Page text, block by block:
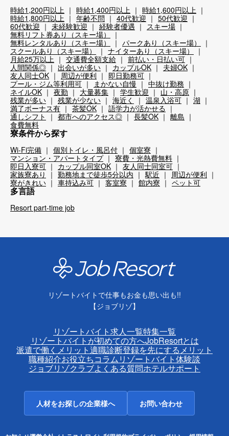
時給1,200円以上 時給1,400円以上
時給1,600円以上
時給1,800円以上
年齢不問 40代歓迎
50代歓迎
60代歓迎
未経験歓迎 経験者優遇
スキー場
無料リフト券あり（スキー場）
無料レンタルあり（スキー場）
パークあり（スキー場）
スクールあり（スキー場）
ナイターあり（スキー場）
月給25万以上
交通費全額支給
前払い・日払い可
人間関係◎
出会いが多い カップルOK
夫婦OK
友人同士OK
周辺が便利
即日勤務可
プール・ジム等利用可
まかない自慢
中抜け勤務
ネイルOK
夜勤 大量募集 学生歓迎
山・高原
残業が多い
残業が少ない 海近く 温泉入浴可
湖
満了ボーナス有
茶髪OK
語学力が活かせる
通しシフト
都市へのアクセス◎ 長髪OK
離島
食費無料
寮条件から探す
Wi-Fi完備 個別トイレ・風呂付
個室寮
マンション・アパートタイプ
寮費・光熱費無料
即日入寮可
カップル同室OK
友人同士同室可
家族寮あり
勤務地まで徒歩5分以内 駅近
周辺が便利
寮がきれい
車持込み可 客室寮 館内寮 ペット可
多言語
Resort part-time job
リゾートバイトで仕事もお金も思い出も!!
【ジョブリゾ】
リゾートバイト求人一覧特集一覧
リゾートバイトが初めての方へJobResortとは
派遣で働くメリット適職診断登録を先にするメリット
職種紹介お役立ちコラムリゾートバイト体験談
ジョブリゾクラブよくある質問ホテルサポート
人材をお探しの企業様へ お問い合わせ